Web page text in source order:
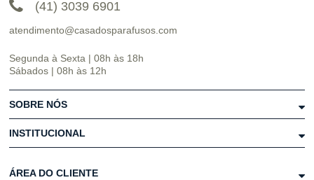
(41) 3039 6901
atendimento@casadosparafusos.com
Segunda à Sexta | 08h às 18h
Sábados | 08h às 12h
SOBRE NÓS
INSTITUCIONAL
ÁREA DO CLIENTE